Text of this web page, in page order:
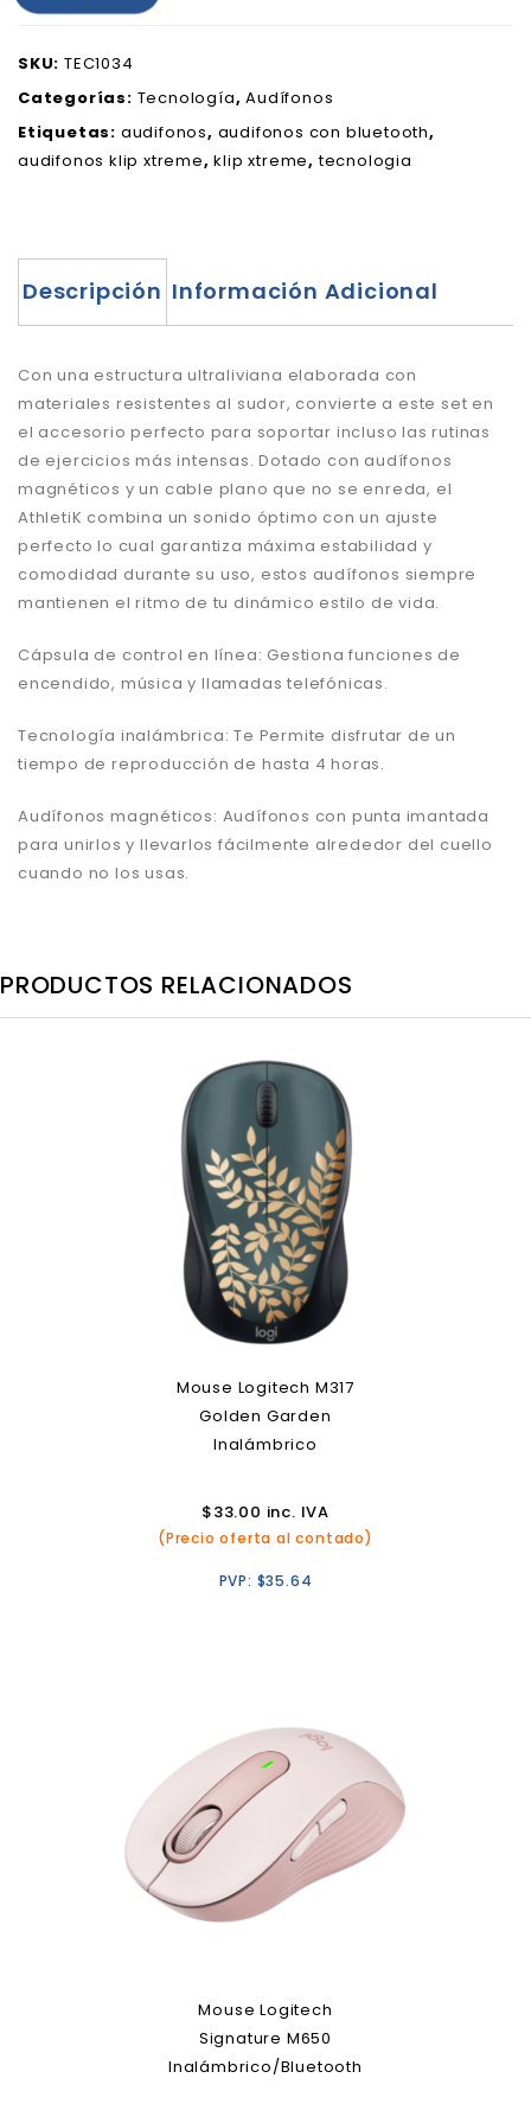
SKU: TEC1034
Categorías: Tecnología,Audífonos
Etiquetas: audifonos, audifonos con bluetooth,
audifonos klip xtreme,klip xtreme,tecnologia
Descripción Información Adicional
Con una estructura ultraliviana elaborada con
materiales resistentes al sudor, convierte a este set en
el accesorio perfecto para soportar incluso las rutinas
de ejercicios más intensas. Dotado con audífonos
magnéticos y un cable plano que no se enreda, el
AthletiK combina un sonido óptimo con un ajuste
perfecto lo cual garantiza máxima estabilidad y
comodidad durante su uso, estos audífonos siempre
mantienen el ritmo de tu dinámico estilo de vida.
Cápsula de control en línea: Gestiona funciones de
encendido, música y llamadas telefónicas.
Tecnología inalámbrica: Te Permite disfrutar de un
tiempo de reproducción de hasta 4 horas.
Audífonos magnéticos: Audífonos con punta imantada
para unirlos y llevarlos fácilmente alrededor del cuello
cuando no los usas.
PRODUCTOS RELACIONADOS
Mouse Logitech M317
Golden Garden
Inalámbrico
$33.00 inc. IVA
(Precio oferta al contado)
PVP: $35.64
Mouse Logitech
Signature M650
Inalámbrico/Bluetooth